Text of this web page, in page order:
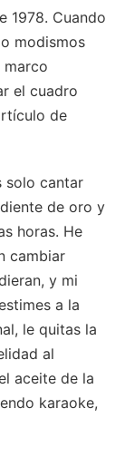
1978. Cuando
modismos
marco
el cuadro
de
solo cantar
de oro y
horas. He
cambiar
y mi
a la
le quitas la
al
aceite de la
karaoke,